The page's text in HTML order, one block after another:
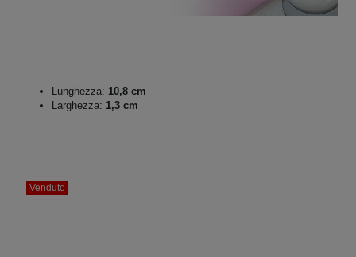
Lunghezza: 10,8 cm
Larghezza: 1,3 cm
Venduto